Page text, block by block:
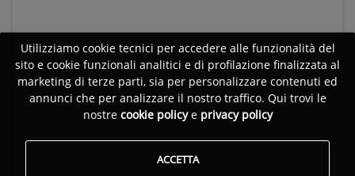
Utilizziamo cookie tecnici per accedere alle funzionalità del
sito e cookie funzionali analitici e di profilazione finalizzata al
marketing di terze parti, sia per personalizzare contenuti ed
annunci che per analizzare il nostro traffico. Qui trovi le
nostre cookie policye privacy policy
ACCETTA